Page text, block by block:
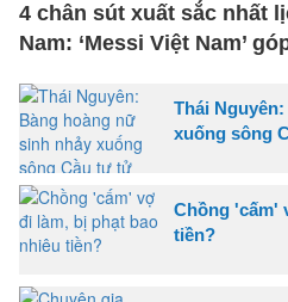
4 chân sút xuất sắc nhất
Nam: ‘Messi Việt Nam’
Thái
xuống sông
Chồng 'cấm'
tiền?